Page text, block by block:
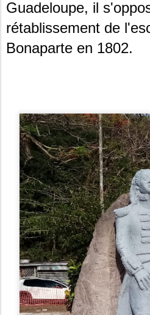
Guadeloupe, il
rétablissement de
Bonaparte en 1802.